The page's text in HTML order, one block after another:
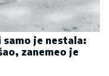
je nestala:
zanemeo je